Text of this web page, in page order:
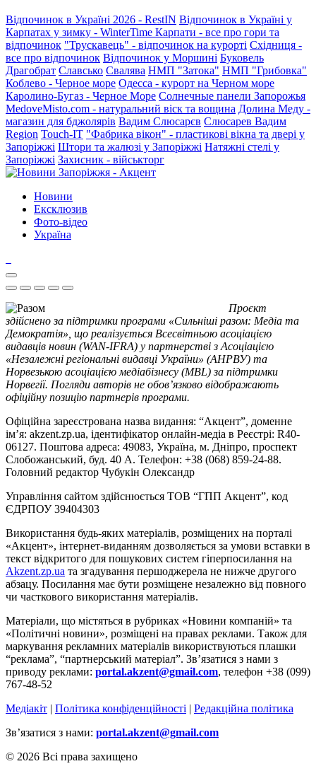
Відпочинок в Україні 2026 - RestIN Відпочинок в Україні у
Карпатах у зимку - WinterTime Карпати - все про гори та
відпочинок "Трускавець" - відпочинок на курорті Східниця -
все про відпочинок Відпочинок у Моршині Буковель
Драгобрат Славсько Свалява НМП "Затока" НМП "Грибовка"
Коблево - Черное море Одесса - курорт на Черном море
Каролино-Бугаз - Черное Море Солнечные панели Запорожья
MedoveMisto.com - натуральний віск та вощина Долина Меду -
магазин для бджолярів Вадим Слюсарєв Слюсарев Вадим
Region Touch-IT "Фабрика вікон" - пластикові вікна та двері у
Запоріжжі Штори та жалюзі у Запоріжжі Натяжні стелі у
Запоріжжі Захисник - військторг
Новини
Ексклюзив
Фото-відео
Україна
Проєкт
здійснено за підтримки програми «Сильніші разом: Медіа та
Демократія», що реалізується Всесвітньою асоціацією
видавців новин (WAN-IFRA) у партнерстві з Асоціацією
«Незалежні регіональні видавці України» (АНРВУ) та
Норвезькою асоціацією медіабізнесу (MBL) за підтримки
Норвегії. Погляди авторів не обов’язково відображають
офіційну позицію партнерів програми.
Офіційна зареєстрована назва видання: “Акцент”, доменне
ім’я: akzent.zp.ua, ідентифікатор онлайн-медіа в Реєстрі: R40-
06127. Поштова адреса: 49083, Україна, м. Дніпро, проспект
Слобожанський, буд. 40 А. Телефон: +38 (068) 859-24-88.
Головний редактор Чубукін Олександр
Управління сайтом здійснюється ТОВ “ГПП Акцент”, код
ЄДРПОУ 39404303
Використання будь-яких матеріалів, розміщених на порталі
«Акцент», інтернет-виданням дозволяється за умови вставки в
текст відкритого для пошукових систем гіперпосилання на
Akzent.zp.ua та згадування першоджерела не нижче другого
абзацу. Посилання має бути розміщене незалежно від повного
чи часткового використання матеріалів.
Матеріали, що містяться в рубриках «Новини компаній» та
«Політичні новини», розміщені на правах реклами. Також для
маркування рекламних матеріалів використвуються плашки
“реклама”, “партнерський матеріал”. Зв’язатися з нами з
приводу реклами: portal.akzent@gmail.com, телефон +38 (099)
767-48-52
Медіакіт | Політика конфіденційності | Редакційна політика
Зв’язатися з нами: portal.akzent@gmail.com
© 2026 Всі права захищено